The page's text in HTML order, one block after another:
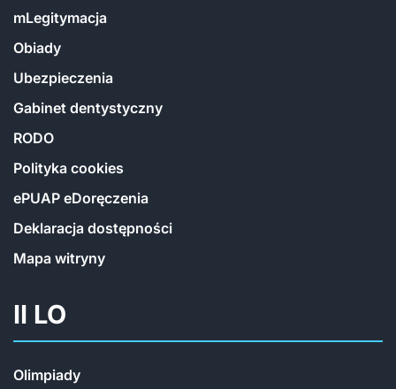
mLegitymacja
Obiady
Ubezpieczenia
Gabinet dentystyczny
RODO
Polityka cookies
ePUAP eDoręczenia
Deklaracja dostępności
Mapa witryny
II LO
Olimpiady